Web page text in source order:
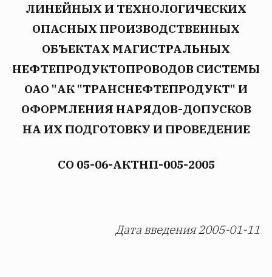
ЛИНЕЙНЫХ И ТЕХНОЛОГИЧЕСКИХ
ОПАСНЫХ ПРОИЗВОДСТВЕННЫХ
ОБЪЕКТАХ МАГИСТРАЛЬНЫХ
НЕФТЕПРОДУКТОПРОВОДОВ СИСТЕМЫ
ОАО "АК "ТРАНСНЕФТЕПРОДУКТ" И
ОФОРМЛЕНИЯ НАРЯДОВ-ДОПУСКОВ
НА ИХ ПОДГОТОВКУ И ПРОВЕДЕНИЕ
СО 05-06-АКТНП-005-2005
Дата введения 2005-01-11